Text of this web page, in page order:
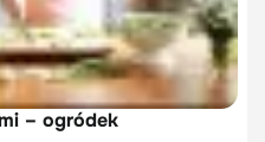
– ogródek